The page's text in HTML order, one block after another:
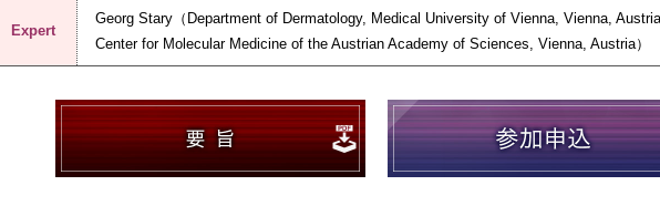
Expert
Georg Stary（Department of Dermatology, Medical University of Vienna, Vienna,
Center for Molecular Medicine of the Austrian Academy of Sciences, Vienna, Austria）